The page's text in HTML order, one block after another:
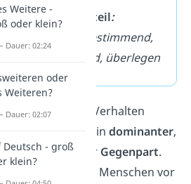
devot Gegenteil:
bestimmend,
beherrschend, überlegen
jedem devoten Verhalten
gehört aber auch eindominanter,
bestimmender Gegenpart.
Früher zeigten sich Menschen vor
Weitere -
oder klein?
Dauer: 02:24
oder
Weiteren?
Dauer: 02:07
Deutsch - groß
klein?